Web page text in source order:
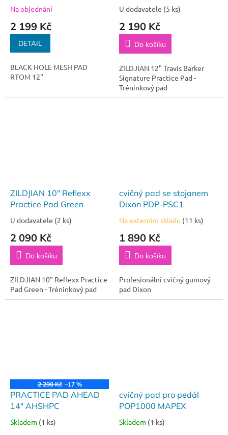
Na objednání
2 199 Kč
DETAIL
BLACK HOLE MESH PAD
RTOM 12"
Pad - Tréninkový pad
U dodavatele (5 ks)
2 190 Kč
Do košíku
ZILDJIAN 12" Travis Barker
Signature Practice Pad -
Tréninkový pad
ZILDJIAN 10" Reflexx
Practice Pad Green
U dodavatele (2 ks)
2 090 Kč
Do košíku
ZILDJIAN 10" Reflexx Practice
Pad Green - Tréninkový pad
cvičný pad se stojanem
Dixon PDP-PSC1
Na externím skladu (11 ks)
1 890 Kč
Do košíku
Profesionální cvičný gumový
pad Dixon
2 290 Kč –17 %
PRACTICE PAD AHEAD
14" AHSHPC
Skladem (1 ks)
cvičný pad pro pedál
POP1000 MAPEX
Skladem (1 ks)